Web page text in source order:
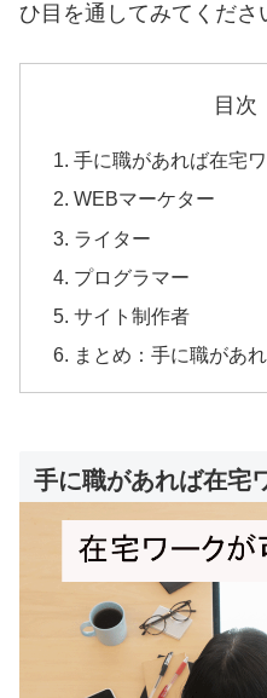
ひ目を通してみてくださ
目次
手に職があれば在宅
WEBマーケター
ライター
プログラマー
サイト制作者
まとめ：手に職があ
手に職があれば在宅